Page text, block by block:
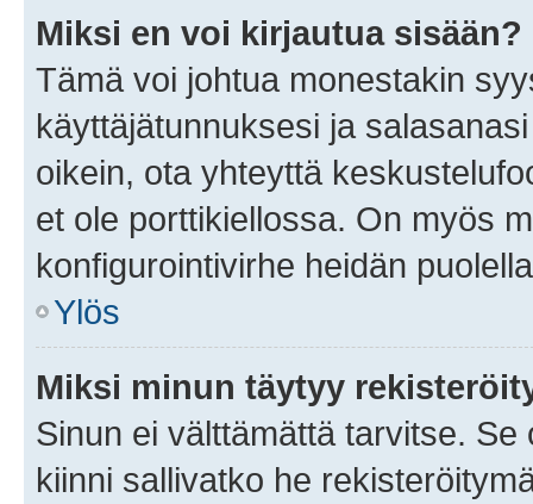
Miksi en voi kirjautua sisään?
Tämä voi johtua monestakin
käyttäjätunnuksesi ja
oikein, ota yhteyttä
et ole porttikiellossa. On myös
konfigurointivirhe heidän
Ylös
Miksi minun täytyy
Sinun ei välttämättä tarvitse.
kiinni sallivatko he